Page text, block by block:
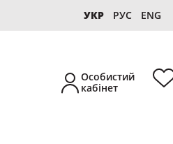
УКР РУС ENG
Особистий
кабінет